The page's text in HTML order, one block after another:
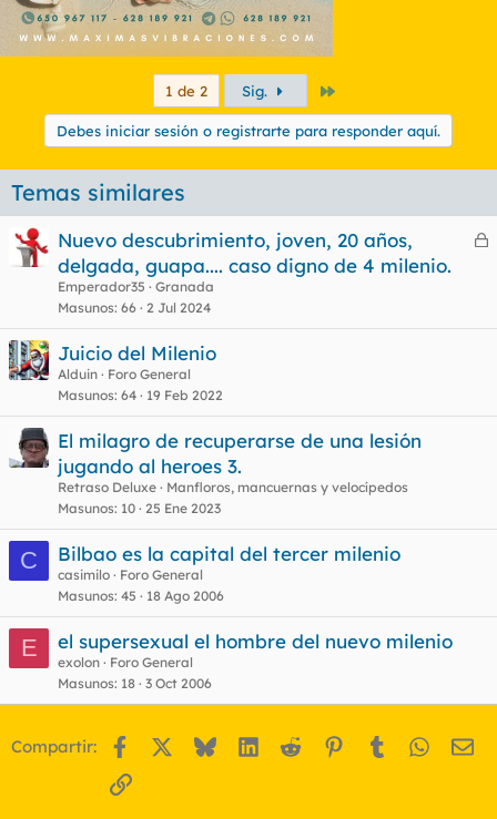
1 de 2 Sig.
Debes iniciar sesión o registrarte para responder aquí.
Temas similares
C
a
Nuevo descubrimiento, joven, 20 años,
delgada, guapa.... caso digno de 4 milenio.
Emperador35
Granada
Masunos 66 2 Jul 2024
Juicio del Milenio
Alduin
Foro General
Masunos 64 19 Feb 2022
El milagro de recuperarse de una lesión
jugando al heroes 3.
Retraso Deluxe
Manfloros, mancuernas y velocípedos
Masunos 10 25 Ene 2023
C Bilbao es la capital del tercer milenio
casimilo
Foro General
Masunos 45 18 Ago 2006
E el supersexual el hombre del nuevo milenio
exolon
Foro General
Masunos 18 3 Oct 2006
Compartir: Facebook BlueskyLinkedIn
Reddit Pinterest
Tumblr
Enlace